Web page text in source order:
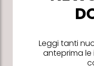
Leggi tanti
anteprima le